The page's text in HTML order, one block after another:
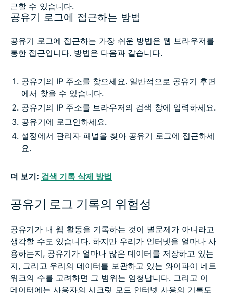
근할 수 있습니다.
공유기 로그에 접근하는 방법
공유기 로그에 접근하는 가장 쉬운 방법은 웹 브라우저를
통한 접근입니다. 방법은 다음과 같습니다.
공유기의 IP 주소를 찾으세요. 일반적으로 공유기 후면
에서 찾을 수 있습니다.
공유기의 IP 주소를 브라우저의 검색 창에 입력하세요.
공유기에 로그인하세요.
설정에서 관리자 패널을 찾아 공유기 로그에 접근하세
요.
더 보기: 검색 기록 삭제 방법
공유기 로그 기록의 위험성
공유기가 내 웹 활동을 기록하는 것이 별문제가 아니라고
생각할 수도 있습니다. 하지만 우리가 인터넷을 얼마나 사
용하는지, 공유기가 얼마나 많은 데이터를 저장하고 있는
지, 그리고 우리의 데이터를 보관하고 있는 와이파이 네트
워크의 수를 고려하면 그 범위는 엄청납니다. 그리고 이
데이터에는 사용자의 시크릿 모드 인터넷 사용의 기록도